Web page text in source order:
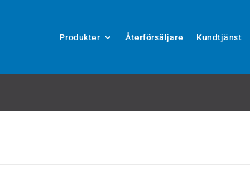
Produkter Återförsäljare Kundtjänst